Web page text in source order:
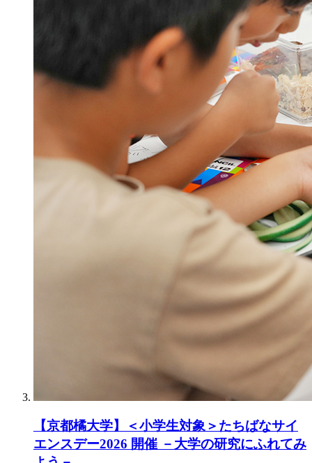
【京都橘大学】＜小学生対象＞たちばなサイ
エンスデー2026 開催 －大学の研究にふれてみ